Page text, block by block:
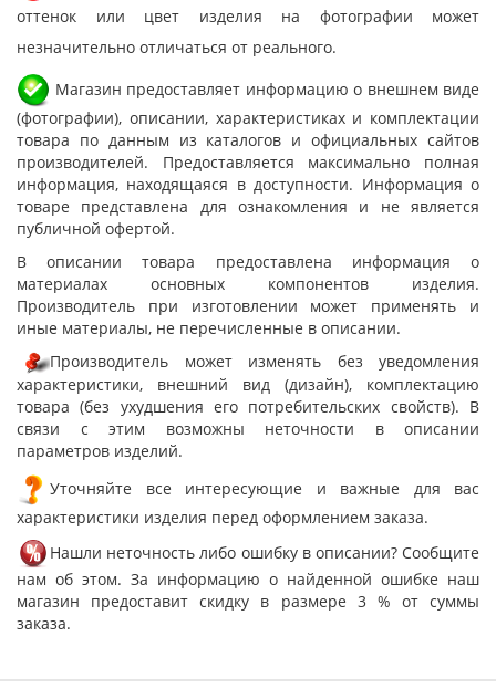
оттенок или цвет изделия на фотографии может
незначительно отличаться от реального.
Магазин предоставляет информацию о внешнем виде
(фотографии), описании, характеристиках и комплектации
товара по данным из каталогов и официальных сайтов
производителей. Предоставляется максимально полная
информация, находящаяся в доступности. Информация о
товаре представлена для ознакомления и не является
публичной офертой.
В описании товара предоставлена информация о
материалах основных компонентов изделия.
Производитель при изготовлении может применять и
иные материалы, не перечисленные в описании.
Производитель может изменять без уведомления
характеристики, внешний вид (дизайн), комплектацию
товара (без ухудшения его потребительских свойств). В
связи с этим возможны неточности в описании
параметров изделий.
Уточняйте все интересующие и важные для вас
характеристики изделия перед оформлением заказа.
Нашли неточность либо ошибку в описании? Сообщите
нам об этом. За информацию о найденной ошибке наш
магазин предоставит скидку в размере 3 % от суммы
заказа.